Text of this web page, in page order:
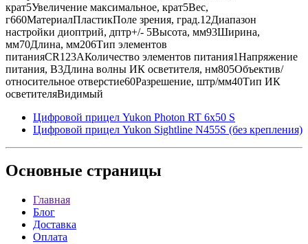
крат5Увеличение максимальное, крат5Вес,
г660МатериалПластикПоле зрения, град.12Диапазон
настройки диоптрий, дптр+/- 5Высота, мм93Ширина,
мм70Длина, мм206Тип элементов
питанияCR123AКоличество элементов питания1Напряжение
питания, В3Длина волны ИК осветителя, нм805Объектив/
относительное отверстие60Разрешение, штр/мм40Тип ИК
осветителяВидимый
Цифровой прицел Yukon Photon RT 6x50 S
Цифровой прицел Yukon Sightline N455S (без крепления)
Основные страницы
Главная
Блог
Доставка
Оплата